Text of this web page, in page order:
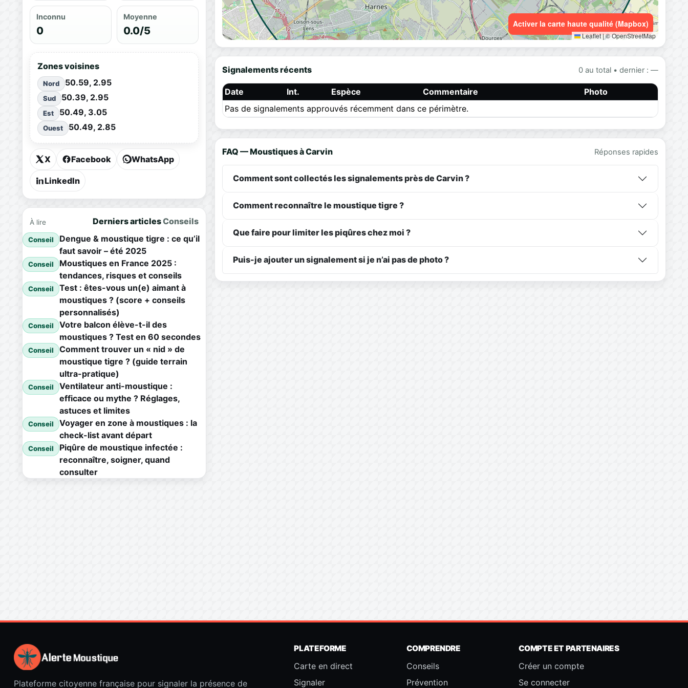
Inconnu
0
Moyenne
0.0/5
Zones voisines
Nord 50.59, 2.95
Sud 50.39, 2.95
Est 50.49, 3.05
Ouest 50.49, 2.85
X Facebook WhatsApp
LinkedIn
À lire Derniers articlesConseils
Conseil
Dengue & moustique tigre : ce qu’il
faut savoir – été 2025
Conseil
Moustiques en France 2025 :
tendances, risques et conseils
Conseil
Test : êtes-vous un(e) aimant à
moustiques ? (score + conseils
personnalisés)
Conseil
Votre balcon élève-t-il des
moustiques ? Test en 60 secondes
Conseil
Comment trouver un « nid » de
moustique tigre ? (guide terrain
ultra-pratique)
Conseil
Ventilateur anti-moustique :
efficace ou mythe ? Réglages,
astuces et limites
Conseil
Voyager en zone à moustiques : la
check-list avant départ
Conseil
Piqûre de moustique infectée :
reconnaître, soigner, quand
consulter
Leaflet|© OpenStreetMap
Activer la carte haute qualité (Mapbox)
Signalements récents 0 au total • dernier : —
Date Int. Espèce Commentaire
Photo
Pas de signalements approuvés récemment dans ce périmètre.
FAQ — Moustiques à Carvin Réponses rapides
Comment sont collectés les signalements près de Carvin ?
Comment reconnaître le moustique tigre ?
Que faire pour limiter les piqûres chez moi ?
Puis-je ajouter un signalement si je n’ai pas de photo ?
Plateforme citoyenne française pour signaler la présence de
PLATEFORME
Carte en direct
Signaler
COMPRENDRE
Conseils
Prévention
COMPTE ET PARTENAIRES
Créer un compte
Se connecter